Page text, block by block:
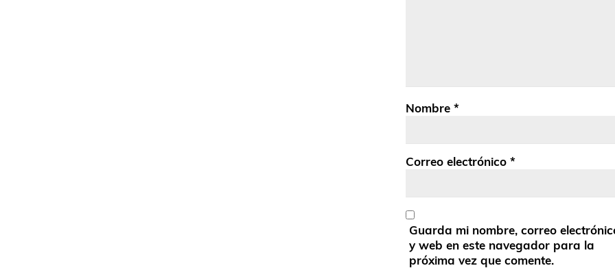
Nombre *
Correo electrónico *
Guarda mi nombre, correo
y web en este navegador para la
próxima vez que comente.